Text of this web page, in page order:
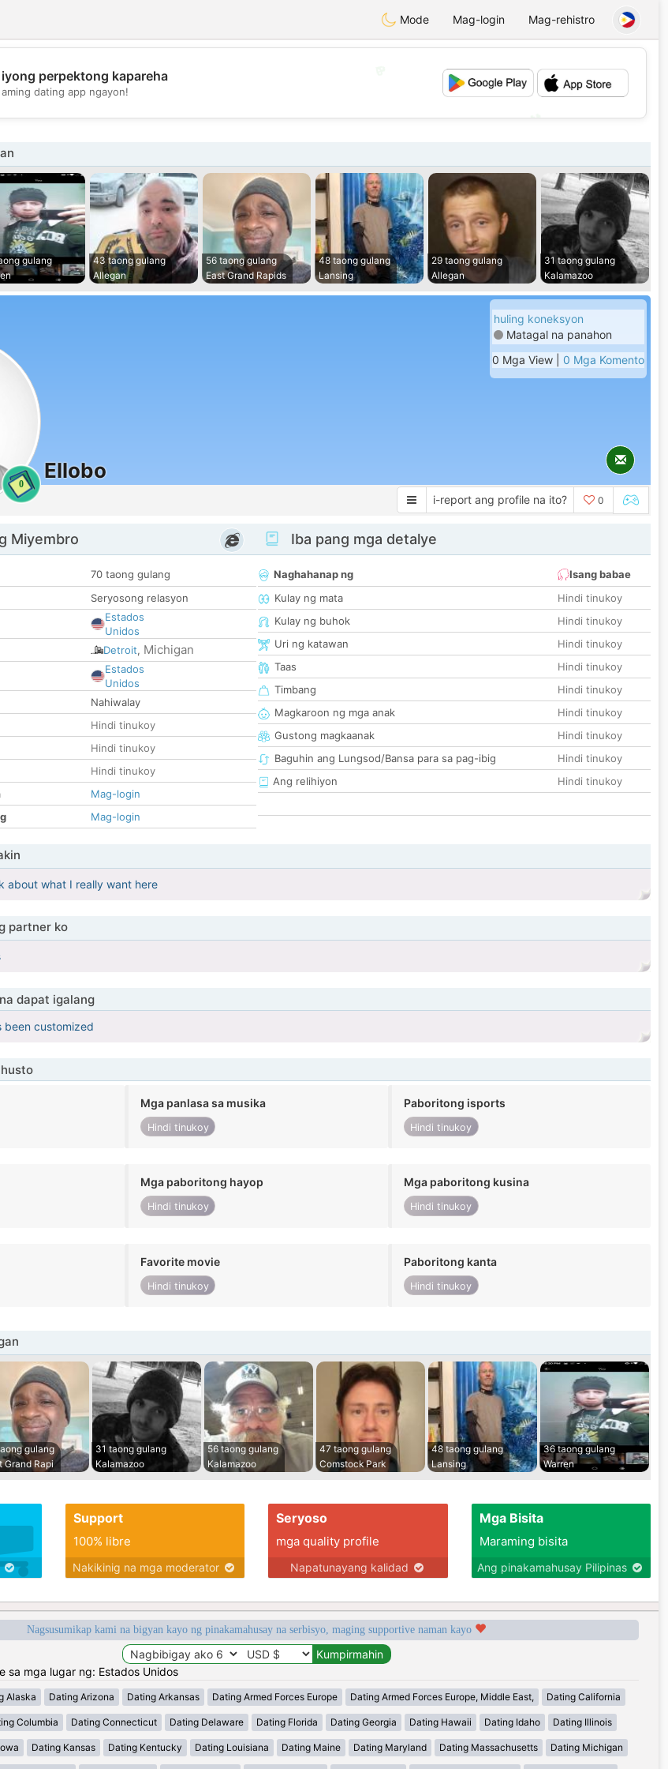
Mode Mag-login Mag-rehistro
💕
perpektong kapareha
dating app ngayon!
gulang
43 taong gulang
Allegan
56 taong gulang
East Grand Rapids
48 taong gulang
Lansing
29 taong gulang
Allegan
31 taong gulang
Kalamazoo
0
Ellobo
huling koneksyon
Matagal na panahon
0 Mga View | 0 Mga Komento
i-report ang profile na ito? 0
Miyembro
70 taong gulang
Seryosong relasyon
Estados
Unidos
Detroit, Michigan
Estados
Unidos
Nahiwalay
Hindi tinukoy
Hindi tinukoy
Hindi tinukoy
Mag-login
Mag-login
Iba pang mga detalye
Naghahanap ng
Isang babae
Kulay ng mata
Hindi tinukoy
Kulay ng buhok
Hindi tinukoy
Uri ng katawan
Hindi tinukoy
Taas
Hindi tinukoy
Timbang
Hindi tinukoy
Magkaroon ng mga anak
Hindi tinukoy
Gustong magkaanak
Hindi tinukoy
Baguhin ang Lungsod/Bansa para sa pag-ibig
Hindi tinukoy
Ang relihiyon
Hindi tinukoy
about what I really want here
partner ko
dapat igalang
been customized
Mga panlasa sa musika
Hindi tinukoy
Paboritong isports
Hindi tinukoy
Mga paboritong hayop
Hindi tinukoy
Mga paboritong kusina
Hindi tinukoy
Favorite movie
Hindi tinukoy
Paboritong kanta
Hindi tinukoy
gulang
Grand Rapi
31 taong gulang
Kalamazoo
56 taong gulang
Kalamazoo
47 taong gulang
Comstock Park
48 taong gulang
Lansing
36 taong gulang
Warren
Support
100% libre
Nakikinig na mga moderator
Seryoso
mga quality profile
Napatunayang kalidad
Mga Bisita
Maraming bisita
Ang pinakamahusay Pilipinas
Nagsusumikap kami na bigyan kayo ng pinakamahusay na serbisyo, maging supportive naman kayo
sa mga lugar ng: Estados Unidos
Alaska Dating Arizona Dating Arkansas Dating Armed Forces Europe Dating Armed Forces Europe, Middle East, Dating California
Columbia Dating Connecticut Dating Delaware Dating Florida Dating Georgia Dating Hawaii Dating Idaho Dating Illinois
Dating Kansas Dating Kentucky Dating Louisiana Dating Maine Dating Maryland Dating Massachusetts Dating Michigan